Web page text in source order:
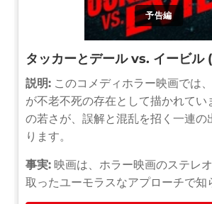
予告編
タッカーとデール vs. イービル
説明: このコメディホラー映画では
が不老不死の存在として描かれてい
の若さが、誤解と混乱を招く一連の
ります。
事実: 映画は、ホラー映画のステレ
取ったユーモラスなアプローチで知